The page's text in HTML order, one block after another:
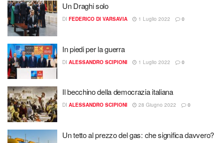
Un Draghi solo
DI FEDERICO DI VARSAVIA 1 Luglio 2022 0
In piedi per la guerra
DI ALESSANDRO SCIPIONI 1 Luglio 2022 0
Il becchino della democrazia italiana
DI ALESSANDRO SCIPIONI 28 Giugno 2022 0
Un tetto al prezzo del gas: che significa davvero?